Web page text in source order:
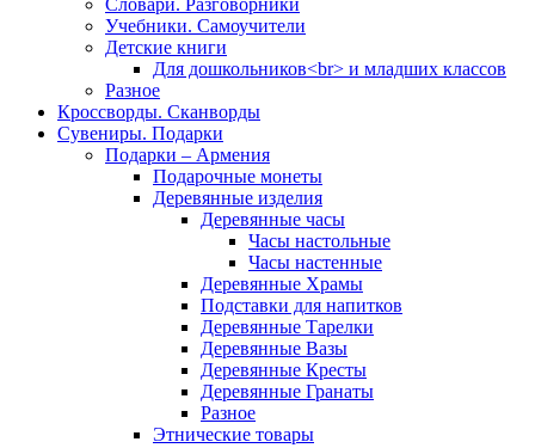
Словари. Разговорники
Учебники. Самоучители
Детские книги
Для дошкольников<br> и младших классов
Разное
Кроссворды. Сканворды
Сувениры. Подарки
Подарки – Армения
Подарочные монеты
Деревянные изделия
Деревянные часы
Часы настольные
Часы настенные
Деревянные Храмы
Подставки для напитков
Деревянные Тарелки
Деревянные Вазы
Деревянные Кресты
Деревянные Гранаты
Разное
Этнические товары